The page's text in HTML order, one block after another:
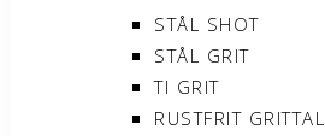
STÅL SHOT
STÅL GRIT
TI GRIT
RUSTFRIT GRITTAL